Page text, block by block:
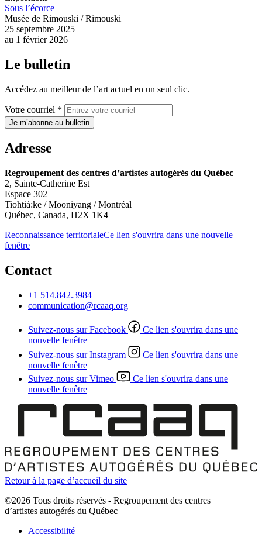
Sous l’écorce
Musée de Rimouski / Rimouski
25 septembre 2025
au 1 février 2026
Le bulletin
Accédez au meilleur de l’art actuel en un seul clic.
Votre courriel *
Je m’abonne au bulletin
Adresse
Regroupement des centres d’artistes autogérés du Québec
2, Sainte-Catherine Est
Espace 302
Tiohtiá:ke / Mooniyang / Montréal
Québec, Canada, H2X 1K4
Reconnaissance territorialeCe lien s'ouvrira dans une nouvelle
fenêtre
Contact
+1 514.842.3984
communication@rcaaq.org
Suivez-nous sur Facebook
Ce lien s'ouvrira dans une
nouvelle fenêtre
Suivez-nous sur Instagram
Ce lien s'ouvrira dans une
nouvelle fenêtre
Suivez-nous sur Vimeo
Ce lien s'ouvrira dans une
nouvelle fenêtre
Retour à la page d’accueil du site
©2026 Tous droits réservés - Regroupement des centres
d’artistes autogérés du Québec
Accessibilité